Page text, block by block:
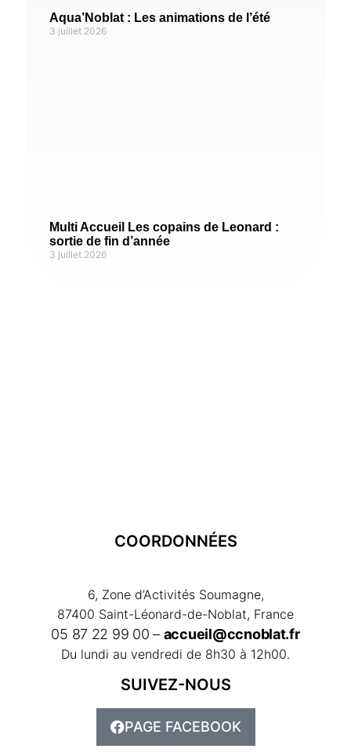
Aqua’Noblat : Les animations de l’été
3 juillet 2026
Multi Accueil Les copains de Leonard :
sortie de fin d’année
3 juillet 2026
COORDONNÉES
6, Zone d’Activités Soumagne,
87400 Saint-Léonard-de-Noblat, France
05 87 22 99 00 – accueil@ccnoblat.fr
Du lundi au vendredi de 8h30 à 12h00.
SUIVEZ-NOUS
PAGE FACEBOOK